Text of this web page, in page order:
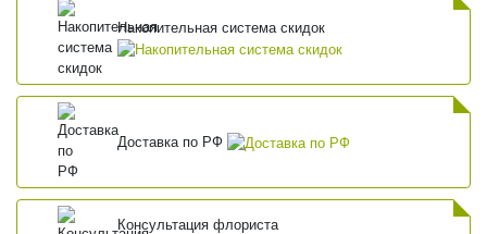
Накопительная система скидок
Доставка по РФ
Консультация флориста